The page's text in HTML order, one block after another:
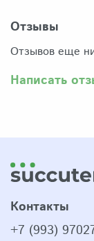
Отзывы
Отзывов еще
Написать
Контакты
+7 (993)